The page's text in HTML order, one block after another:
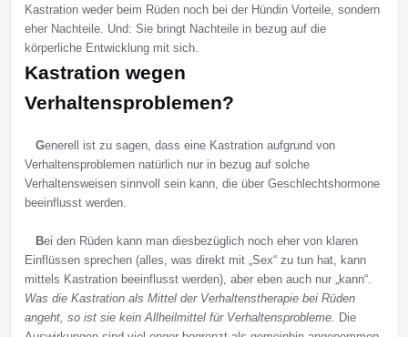
Kastration weder beim Rüden noch bei der Hündin Vorteile, sondern
eher Nachteile. Und: Sie bringt Nachteile in bezug auf die
körperliche Entwicklung mit sich.
Kastration wegen
Verhaltensproblemen?
Generell ist zu sagen, dass eine Kastration aufgrund von
Verhaltensproblemen natürlich nur in bezug auf solche
Verhaltensweisen sinnvoll sein kann, die über Geschlechtshormone
beeinflusst werden.
Bei den Rüden kann man diesbezüglich noch eher von klaren
Einflüssen sprechen (alles, was direkt mit „Sex“ zu tun hat, kann
mittels Kastration beeinflusst werden), aber eben auch nur „kann“.
Was die Kastration als Mittel der Verhaltenstherapie bei Rüden
angeht, so ist sie kein Allheilmittel für Verhaltensprobleme. Die